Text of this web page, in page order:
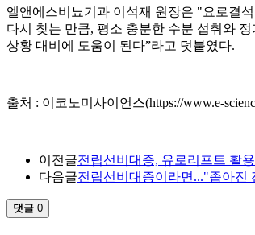
엘앤에스비뇨기과 이석재 원장은 "요로결
다시 찾는 만큼, 평소 충분한 수분 섭취와
상황 대비에 도움이 된다”라고 덧붙였다.
출처 : 이코노미사이언스(https://www.e-
이전글전립선비대증, 유로리프트 활
다음글전립선비대증이라면..."좁아진
댓글 0